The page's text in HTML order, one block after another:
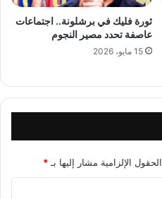
ثورة فليك في برشلونة.. اجتماعات
عاصفة تحدد مصير النجوم
15 مايو، 2026
الحقول الإلزامية مشار إليها بـ *